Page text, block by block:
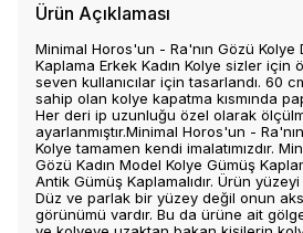
Ürün Açıklaması
Minimal Horos'un - Ra'nın Gözü Kolye
Kaplama Erkek Kadın Kolye sizler için
seven kullanıcılar için tasarlandı. 60
sahip olan kolye kapatma kısmında
Her deri ip uzunluğu özel olarak
ayarlanmıştır.Minimal Horos'un -
Kolye tamamen kendi imalatımızdır.
Gözü Kadın Model Kolye Gümüş
Antik Gümüş Kaplamalıdır. Ürün
Düz ve parlak bir yüzey değil onun
görünümü vardır. Bu da ürüne ait